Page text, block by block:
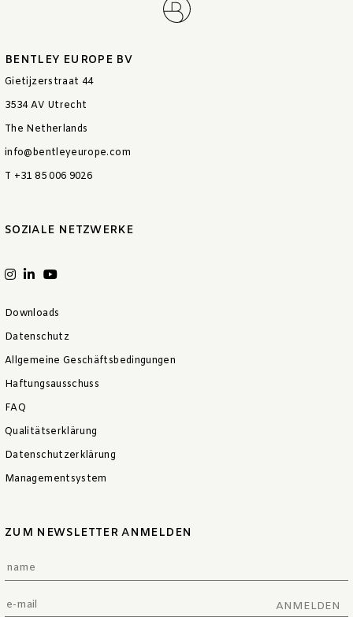
BENTLEY EUROPE BV
Gietijzerstraat 44
3534 AV Utrecht
The Netherlands
info@bentleyeurope.com
T +31 85 006 9026
SOZIALE NETZWERKE
Downloads
Datenschutz
Allgemeine Geschäftsbedingungen
Haftungsausschuss
FAQ
Qualitätserklärung
Datenschutzerklärung
Managementsystem
ZUM NEWSLETTER ANMELDEN
ANMELDEN